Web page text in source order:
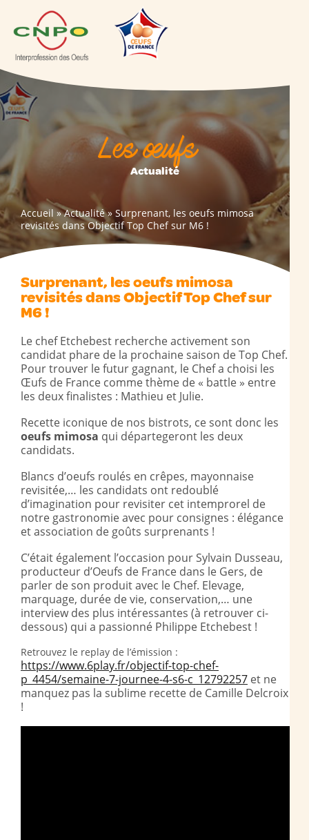
Les œufs
Actualité
Accueil»Actualité» Surprenant, les oeufs mimosa
revisités dans Objectif Top Chef sur M6 !
Surprenant, les oeufs mimosa
revisités dans Objectif Top Chef sur
M6 !
Le chef Etchebest recherche activement son
candidat phare de la prochaine saison de Top Chef.
Pour trouver le futur gagnant, le Chef a choisi les
Œufs de France comme thème de « battle » entre
les deux finalistes : Mathieu et Julie.
Recette iconique de nos bistrots, ce sont donc les
oeufs mimosa qui départegeront les deux
candidats.
Blancs d’oeufs roulés en crêpes, mayonnaise
revisitée,… les candidats ont redoublé
d’imagination pour revisiter cet intemprorel de
notre gastronomie avec pour consignes : élégance
et association de goûts surprenants !
C’était également l’occasion pour Sylvain Dusseau,
producteur d’Oeufs de France dans le Gers, de
parler de son produit avec le Chef. Elevage,
marquage, durée de vie, conservation,… une
interview des plus intéressantes (à retrouver ci-
dessous) qui a passionné Philippe Etchebest !
Retrouvez le replay de l’émission :
https://www.6play.fr/objectif-top-chef-
p_4454/semaine-7-journee-4-s6-c_12792257 et ne
manquez pas la sublime recette de Camille Delcroix
!